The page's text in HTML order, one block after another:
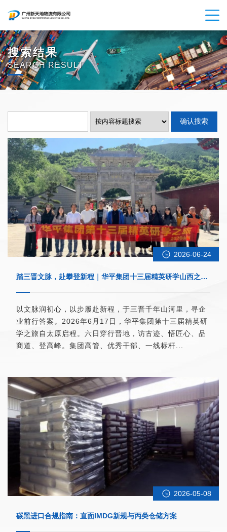
搜索结果
SEARCH RESULT
2026-06-24
踏三晋文脉，赴攀登新程｜华平集团十三届精英研学山西之旅
以文脉润初心，以步履赴新程，于三晋千年山河里，寻企
业前行答案。2026年6月17日，华平集团第十三届精英研
学之旅自太原启程。六日穿行晋地，访古迹、悟匠心、品
商道、登高峰。集团高管、优秀干部、一线标杆...
2026-05-08
碳黑进口合规指南：直面IMDG新规与丙类仓储方案